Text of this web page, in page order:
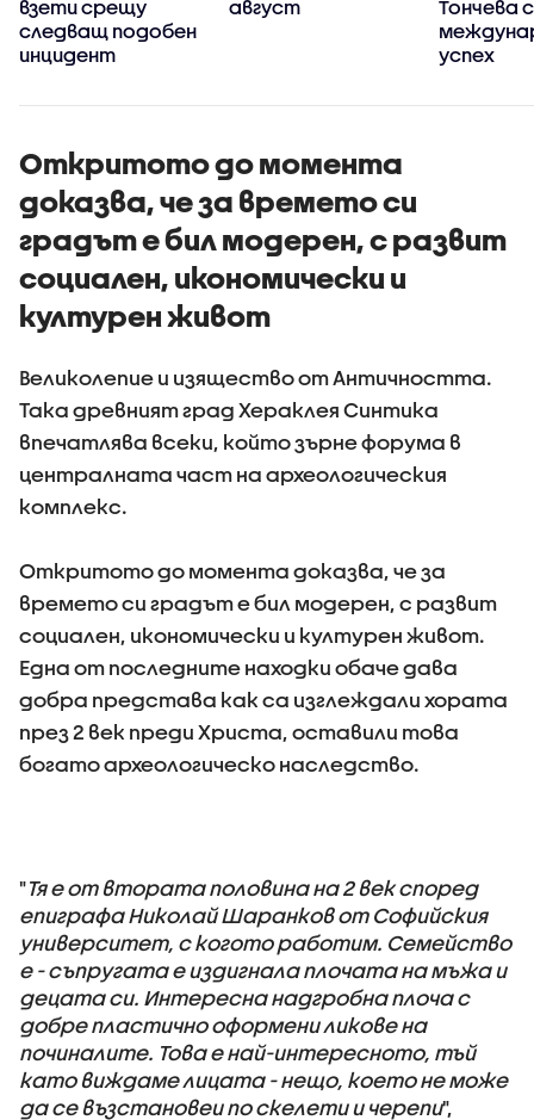
взети срещу
следващ подобен
инцидент
август
Тончева
успех
Откритото до момента
доказва, че за времето си
градът е бил модерен, с развит
социален, икономически и
културен живот
Великолепие и изящество от Античността.
Така древният град Хераклея Синтика
впечатлява всеки, който зърне форума в
централната част на археологическия
комплекс.
Откритото до момента доказва, че за
времето си градът е бил модерен, с развит
социален, икономически и културен живот.
Една от последните находки обаче дава
добра представа как са изглеждали хората
през 2 век преди Христа, оставили това
богато археологическо наследство.
"Тя е от втората половина на 2 век според
епиграфа Николай Шаранков от Софийския
университет, с когото работим. Семейство
е - съпругата е издигнала плочата на мъжа и
децата си. Интересна надгробна плоча с
добре пластично оформени ликове на
починалите. Това е най-интересното, тъй
като виждаме лицата - нещо, което не може
да се възстановеи по скелети и черепи",